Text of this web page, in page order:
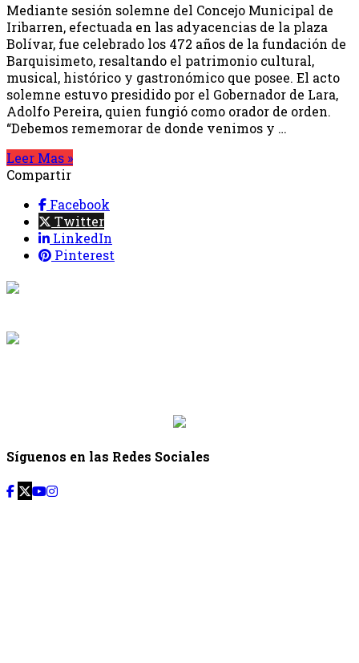
Mediante sesión solemne del Concejo Municipal de
Iribarren, efectuada en las adyacencias de la plaza
Bolívar, fue celebrado los 472 años de la fundación de
Barquisimeto, resaltando el patrimonio cultural,
musical, histórico y gastronómico que posee. El acto
solemne estuvo presidido por el Gobernador de Lara,
Adolfo Pereira, quien fungió como orador de orden.
“Debemos rememorar de donde venimos y …
Leer Mas »
Compartir
Facebook
Twitter
LinkedIn
Pinterest
Síguenos en las Redes Sociales